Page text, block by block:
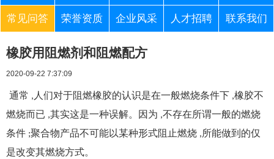
常见问答 荣誉资质 企业风采 人才招聘 联系我们
橡胶用阻燃剂和阻燃配方
2020-09-22 7:37:09
通常 , 人们对于阻燃橡胶的认识是在一般燃烧条件下 ,橡胶不
燃烧而已 ,其实这是一种误解。因为 ,不存在所谓一般的燃烧
条件 ;聚合物产品不可能以某种形式阻止燃烧 ,所能做到的仅
是改变其燃烧方式。